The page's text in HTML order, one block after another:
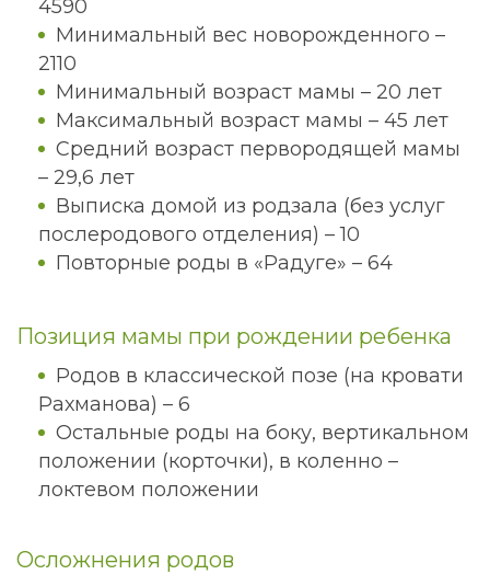
4590
Минимальный вес новорожденного –
2110
Минимальный возраст мамы – 20 лет
Максимальный возраст мамы – 45 лет
Средний возраст первородящей мамы
– 29,6 лет
Выписка домой из родзала (без услуг
послеродового отделения) – 10
Повторные роды в «Радуге» – 64
Позиция мамы при рождении ребенка
Родов в классической позе (на кровати
Рахманова) – 6
Остальные роды на боку, вертикальном
положении (корточки), в коленно –
локтевом положении
Осложнения родов